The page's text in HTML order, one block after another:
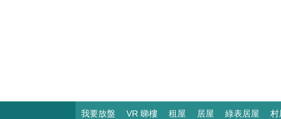
我要放盤 VR 睇樓 租屋 居屋 綠表居屋 村